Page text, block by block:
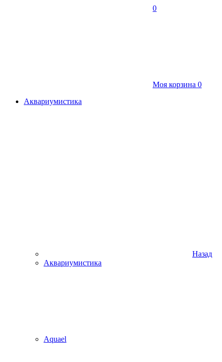
0
Моя корзина 0
Аквариумистика
Назад
Аквариумистика
Aquael